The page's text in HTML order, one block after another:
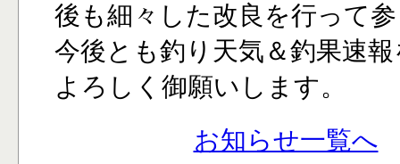
後も細々した改良を行って
今後とも釣り天気＆釣果速
よろしく御願いします。
お知らせ一覧へ